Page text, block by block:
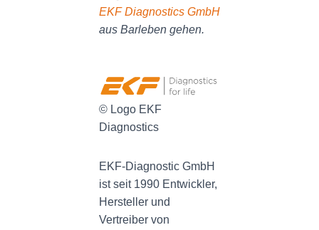
EKF Diagnostics GmbH
aus Barleben gehen.
© Logo EKF
Diagnostics
EKF-Diagnostic GmbH
ist seit 1990 Entwickler,
Hersteller und
Vertreiber von